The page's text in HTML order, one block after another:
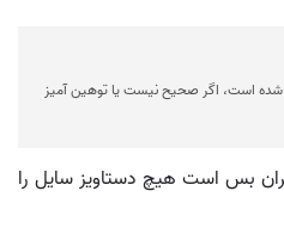
است، اگر صحیح نیست یا توهین آمیز
بس است هیچ دستاویز سایل را